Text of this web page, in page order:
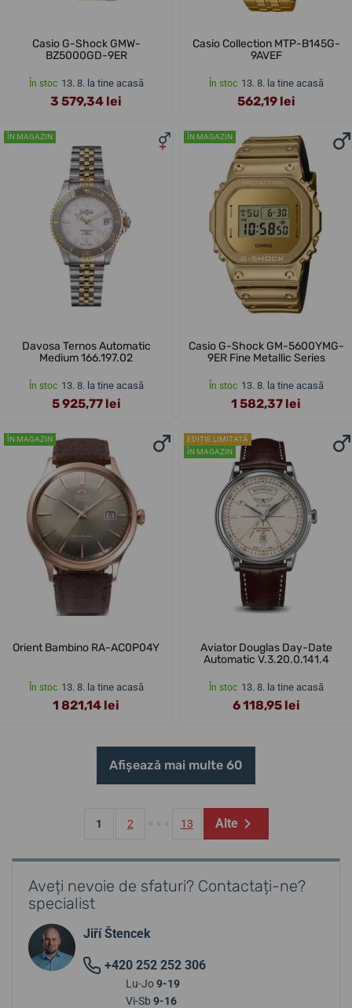
Casio G-Shock GMW-
BZ5000GD-9ER
În stoc 13. 8. la tine acasă
3 579,34 lei
Casio Collection MTP-B145G-
9AVEF
În stoc 13. 8. la tine acasă
562,19 lei
ÎN MAGAZIN
Davosa Ternos Automatic
Medium 166.197.02
În stoc 13. 8. la tine acasă
5 925,77 lei
ÎN MAGAZIN
Casio G-Shock GM-5600YMG-
9ER Fine Metallic Series
În stoc 13. 8. la tine acasă
1 582,37 lei
ÎN MAGAZIN
Orient Bambino RA-AC0P04Y
În stoc 13. 8. la tine acasă
1 821,14 lei
EDIȚIE LIMITATĂ
ÎN MAGAZIN
Aviator Douglas Day-Date
Automatic V.3.20.0.141.4
În stoc 13. 8. la tine acasă
6 118,95 lei
Afișează mai multe 60
1 2 13 Alte
Aveți nevoie de sfaturi? Contactați-ne?
specialist
Jiří Štencek
+420 252 252 306
Lu-Jo9-19
Vi-Sb 9-16